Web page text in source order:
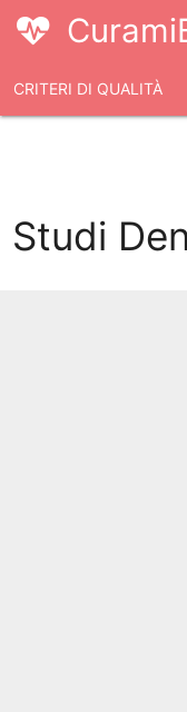
CRITERI DI QUALITÀ
Studi